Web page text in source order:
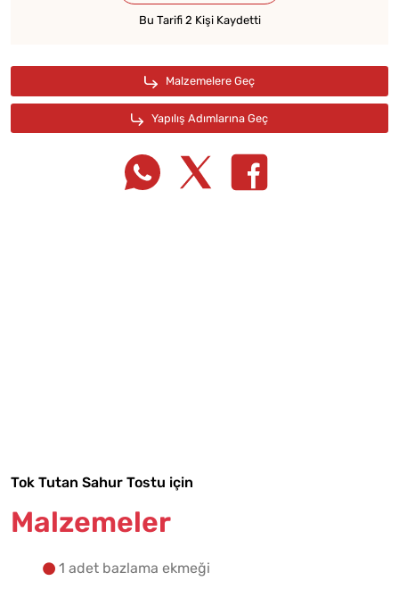
Bu Tarifi 2 Kişi Kaydetti
Tok Tutan Sahur Tostu için
Malzemeler
1 adet bazlama ekmeği